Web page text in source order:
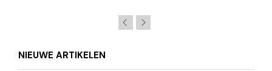
NIEUWE ARTIKELEN